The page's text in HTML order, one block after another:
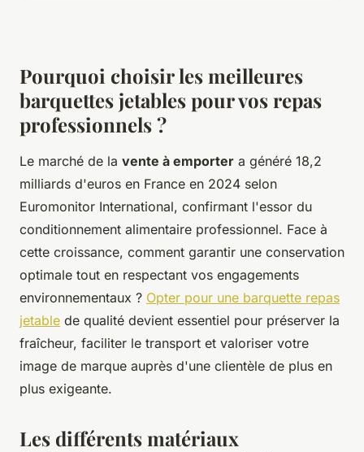
Pourquoi choisir les meilleures
barquettes jetables pour vos repas
professionnels ?
Le marché de la vente à emporter a généré 18,2
milliards d'euros en France en 2024 selon
Euromonitor International, confirmant l'essor du
conditionnement alimentaire professionnel. Face à
cette croissance, comment garantir une conservation
optimale tout en respectant vos engagements
environnementaux ? Opter pour une barquette repas
jetable de qualité devient essentiel pour préserver la
fraîcheur, faciliter le transport et valoriser votre
image de marque auprès d'une clientèle de plus en
plus exigeante.
Les différents matériaux